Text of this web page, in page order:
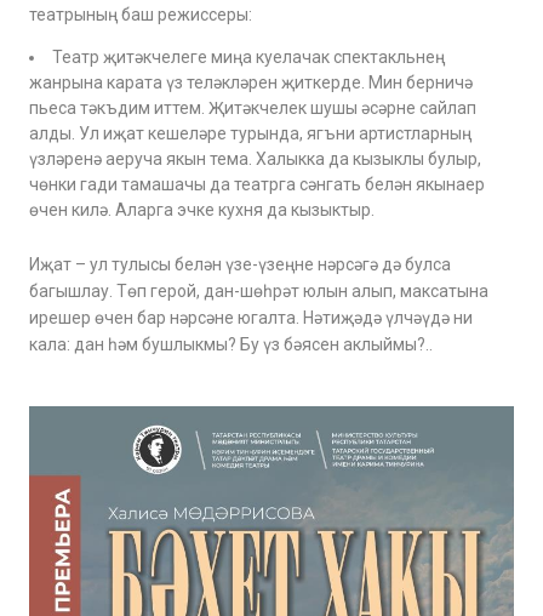
театрының баш режиссеры:
Театр җитәкчелеге миңа куелачак спектакльнең
жанрына карата үз теләкләрен җиткерде. Мин берничә
пьеса тәкъдим иттем. Җитәкчелек шушы әсәрне сайлап
алды. Ул иҗат кешеләре турында, ягъни артистларның
үзләренә аеруча якын тема. Халыкка да кызыклы булыр,
чөнки гади тамашачы да театрга сәнгать белән якынаер
өчен килә. Аларга эчке кухня да кызыктыр.
Иҗат – ул тулысы белән үзе-үзеңне нәрсәгә дә булса
багышлау. Төп герой, дан-шөһрәт юлын алып, максатына
ирешер өчен бар нәрсәне югалта. Нәтиҗәдә үлчәүдә ни
кала: дан һәм бушлыкмы? Бу үз бәясен аклыймы?..